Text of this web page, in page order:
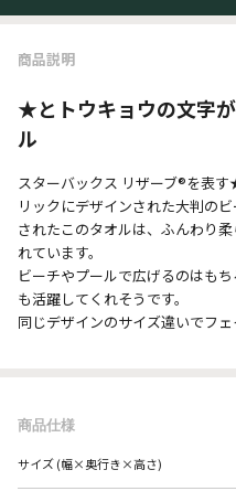
商品説明
★とトウキョウの文字
ル
スターバックス リザーブ®を表
リックにデザインされた大判の
されたこのタオルは、ふんわり
れています。
ビーチやプールで広げるのはも
も活躍してくれそうです。
同じデザインのサイズ違いでフェ
商品仕様
サイズ (幅×奥行き×高さ)